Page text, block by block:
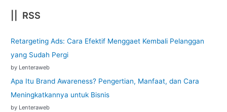
|| RSS
Retargeting Ads: Cara Efektif Menggaet Kembali Pelanggan
yang Sudah Pergi
by Lenteraweb
Apa Itu Brand Awareness? Pengertian, Manfaat, dan Cara
Meningkatkannya untuk Bisnis
by Lenteraweb